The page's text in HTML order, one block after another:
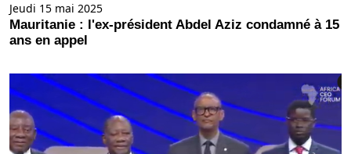
Jeudi 15 mai 2025
Mauritanie : l'ex-président Abdel Aziz condamné à 15
ans en appel